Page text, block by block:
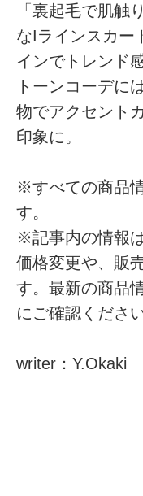
「裏起毛で肌触
なIラインスカー
インでトレンド
トーンコーデに
物でアクセント
印象に。
※すべての商品
す。
※記事内の情報
価格変更や、販
す。最新の商品
にご確認くださ
writer：Y.Okaki